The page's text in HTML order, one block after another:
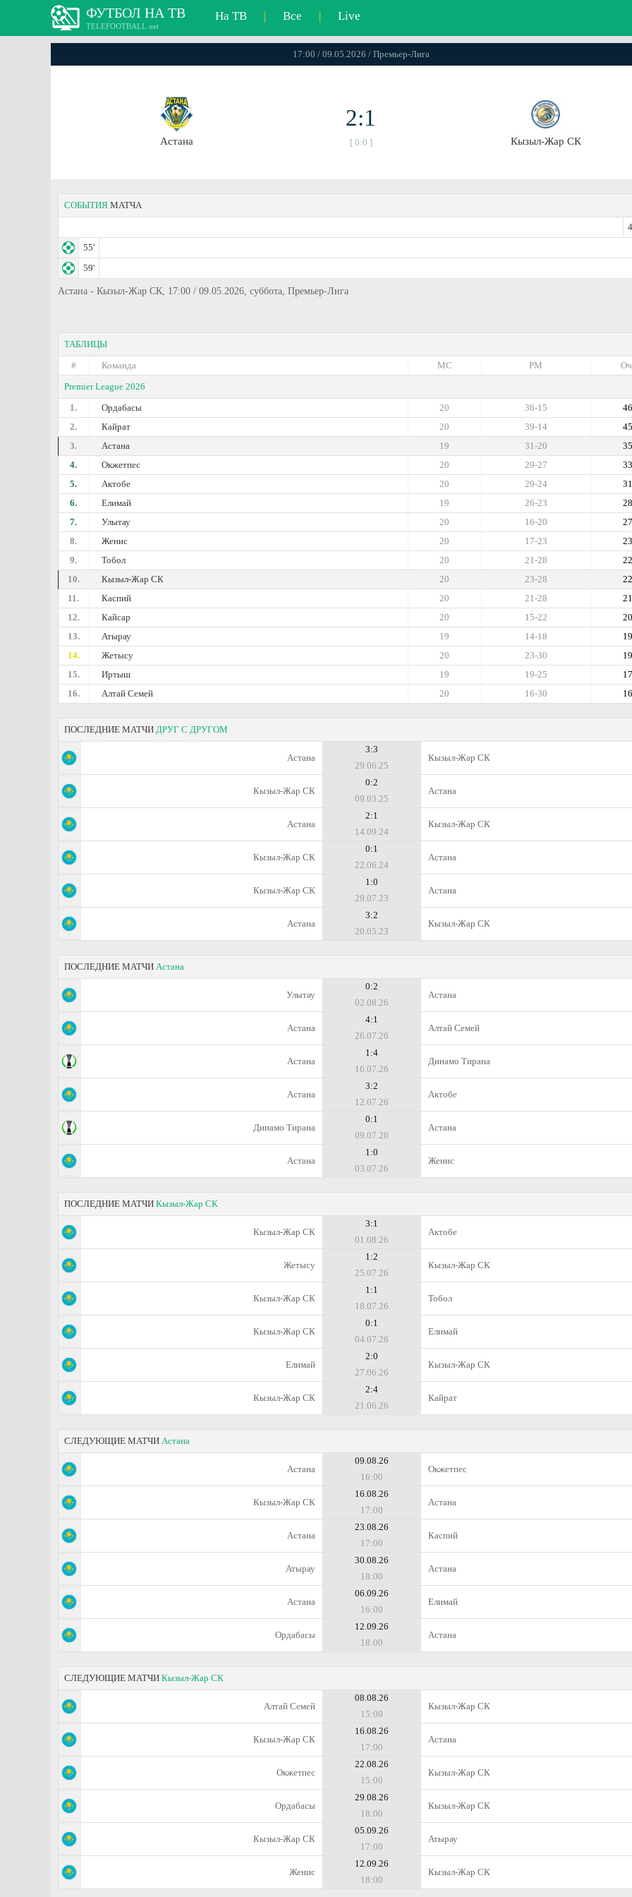
ФУТБОЛ НА ТВ
TELEFOOTBALL.net
На ТВ | Все | Live
17:00 / 09.05.2026 / Премьер-Лига
Астана
2:1
[ 0:0 ] Кызыл-Жар СК
СОБЫТИЯ МАТЧА
55'
59'
Астана - Кызыл-Жар СК, 17:00 / 09.05.2026, суббота, Премьер-Лига
ТАБЛИЦЫ
#
Команда РМ
МС
Premier League 2026
1.
Ордабасы 46
36-15
20
2.
Кайрат 45
39-14
20
3.
Астана 35
31-20
19
4.
Окжетпес 33
29-27
20
5.
Актобе 31
29-24
20
6.
Елимай 28
26-23
19
7.
Улытау 27
16-20
20
8.
Женис 23
17-23
20
9.
Тобол 22
21-28
20
10.
Кызыл-Жар СК 22
23-28
20
11.
Каспий 21
21-28
20
12.
Кайсар 20
15-22
20
13.
Атырау 19
14-18
19
14.
Жетысу 19
23-30
20
15.
Иртыш 17
19-25
19
16.
Алтай Семей 16
16-30
20
ПОСЛЕДНИЕ МАТЧИ ДРУГ С ДРУГОМ
Астана
3:3
29.06.25
Кызыл-Жар СК
Кызыл-Жар СК
0:2
09.03.25
Астана
Астана
2:1
14.09.24
Кызыл-Жар СК
Кызыл-Жар СК
0:1
22.06.24
Астана
Кызыл-Жар СК
1:0
29.07.23
Астана
Астана
3:2
20.05.23
Кызыл-Жар СК
ПОСЛЕДНИЕ МАТЧИ Астана
Улытау
0:2
02.08.26
Астана
Астана
4:1
26.07.26
Алтай Семей
Астана
1:4
16.07.26
Динамо Тирана
Астана
3:2
12.07.26
Актобе
Динамо Тирана
0:1
09.07.26
Астана
Астана
1:0
03.07.26
Женис
ПОСЛЕДНИЕ МАТЧИ Кызыл-Жар СК
Кызыл-Жар СК
3:1
01.08.26
Актобе
Жетысу
1:2
25.07.26
Кызыл-Жар СК
Кызыл-Жар СК
1:1
18.07.26
Тобол
Кызыл-Жар СК
0:1
04.07.26
Елимай
Елимай
2:0
27.06.26
Кызыл-Жар СК
Кызыл-Жар СК
2:4
21.06.26
Кайрат
СЛЕДУЮЩИЕ МАТЧИ Астана
Астана
09.08.26
16:00
Окжетпес
Кызыл-Жар СК
16.08.26
17:00
Астана
Астана
23.08.26
17:00
Каспий
Атырау
30.08.26
18:00
Астана
Астана
06.09.26
16:00
Елимай
Ордабасы
12.09.26
18:00
Астана
СЛЕДУЮЩИЕ МАТЧИ Кызыл-Жар СК
Алтай Семей
08.08.26
15:00
Кызыл-Жар СК
Кызыл-Жар СК
16.08.26
17:00
Астана
Окжетпес
22.08.26
15:00
Кызыл-Жар СК
Ордабасы
29.08.26
18:00
Кызыл-Жар СК
Кызыл-Жар СК
05.09.26
17:00
Атырау
Женис
12.09.26
18:00
Кызыл-Жар СК